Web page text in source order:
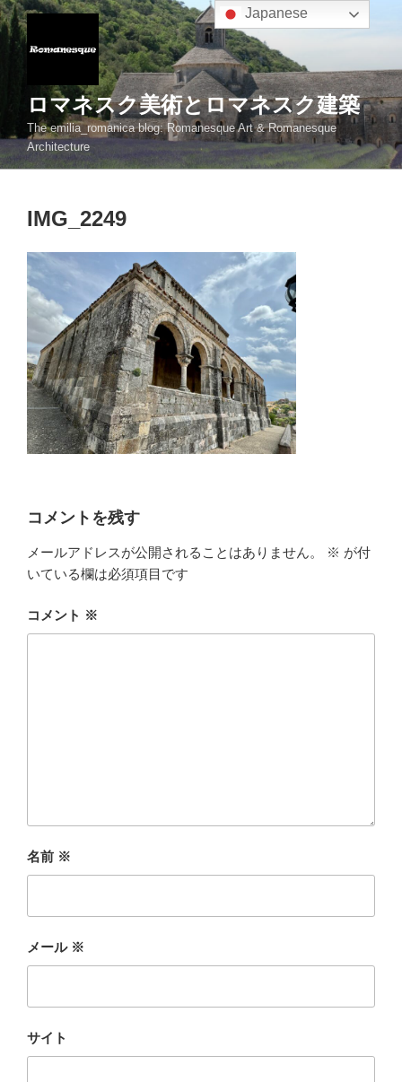
コ
ン
ス
キ
ロマネスク美術とロマネスク建築
The emilia_romanica blog: Romanesque Art & Romanesque
Architecture
IMG_2249
コメントを残す
メールアドレスが公開されることはありません。 ※ が付
いている欄は必須項目です
コメント ※
名前 ※
メール ※
サイト
Japanese